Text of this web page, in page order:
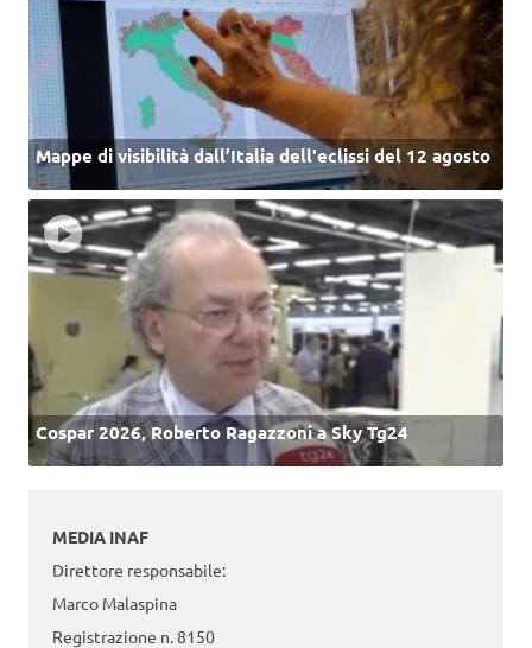
Mappe di visibilità dall’Italia dell'eclissi del 12 agosto
Cospar 2026, Roberto Ragazzoni a Sky Tg24
MEDIA INAF
Direttore responsabile:
Marco Malaspina
Registrazione n. 8150